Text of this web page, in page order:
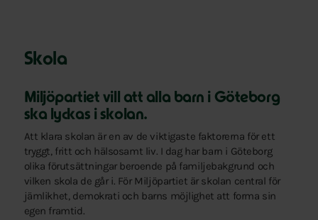
Skola
Miljöpartiet vill att alla barn i Göteborg
ska lyckas i skolan.
Att klara skolan är en av de viktigaste faktorerna för ett
tryggt, fritt och hälsosamt liv. I dag har barn i Göteborg
olika förutsättningar beroende på familjebakgrund och
vilken skola de går i. För Miljöpartiet är skolan central för
jämlikhet, demokrati och barns möjlighet att forma sin
egen framtid.